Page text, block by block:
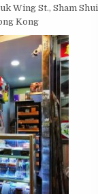
Wing St., Sham Shui
Kong